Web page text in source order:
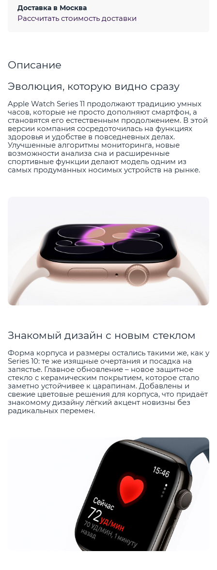
Доставка в Москва
Рассчитать стоимость доставки
Описание
Эволюция, которую видно сразу
Apple Watch Series 11 продолжают традицию умных
часов, которые не просто дополняют смартфон, а
становятся его естественным продолжением. В этой
версии компания сосредоточилась на функциях
здоровья и удобстве в повседневных делах.
Улучшенные алгоритмы мониторинга, новые
возможности анализа сна и расширенные
спортивные функции делают модель одним из
самых продуманных носимых устройств на рынке.
Знакомый дизайн с новым стеклом
Форма корпуса и размеры остались такими же, как у
Series 10: те же изящные очертания и посадка на
запястье. Главное обновление – новое защитное
стекло с керамическим покрытием, которое стало
заметно устойчивее к царапинам. Добавлены и
свежие цветовые решения для корпуса, что придаёт
знакомому дизайну лёгкий акцент новизны без
радикальных перемен.